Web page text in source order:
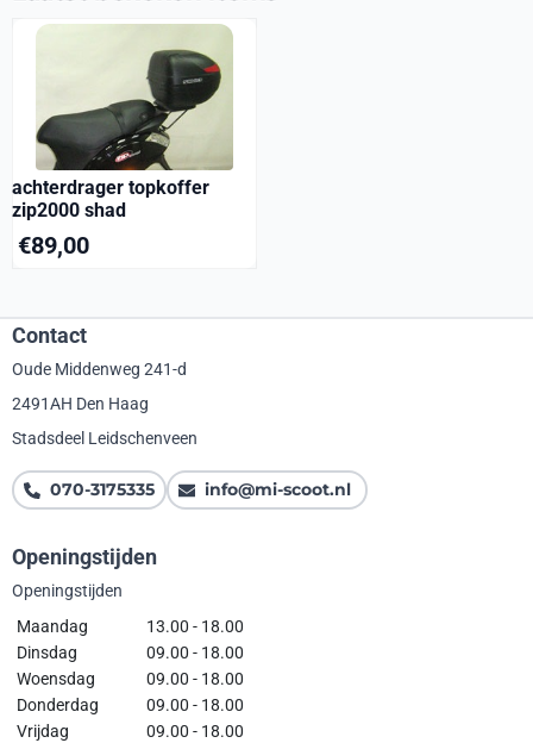
achterdrager topkoffer
zip2000 shad
€89,00
Contact
Oude Middenweg 241-d
2491AH Den Haag
Stadsdeel Leidschenveen
070-3175335 info@mi-scoot.nl
Openingstijden
Openingstijden
Maandag
13.00 - 18.00
Dinsdag
09.00 - 18.00
Woensdag
09.00 - 18.00
Donderdag
09.00 - 18.00
Vrijdag
09.00 - 18.00